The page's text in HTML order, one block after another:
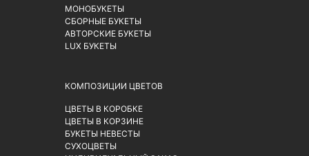
МОНОБУКЕТЫ
СБОРНЫЕ БУКЕТЫ
АВТОРСКИЕ БУКЕТЫ
LUX БУКЕТЫ
КОМПОЗИЦИИ ЦВЕТОВ
ЦВЕТЫ В КОРОБКЕ
ЦВЕТЫ В КОРЗИНЕ
БУКЕТЫ НЕВЕСТЫ
СУХОЦВЕТЫ